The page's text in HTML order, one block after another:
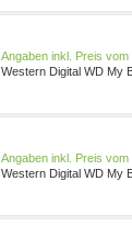
Preis vom
Western Digital WD My
Preis vom
Western Digital WD My